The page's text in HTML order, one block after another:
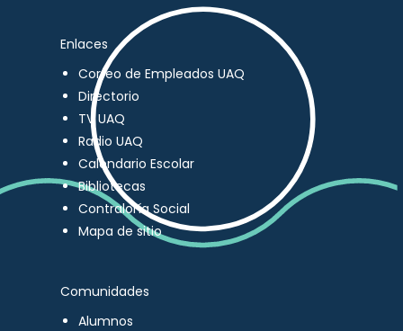
Enlaces
Correo de Empleados UAQ
Directorio
TV UAQ
Radio UAQ
Calendario Escolar
Bibliotecas
Contraloría Social
Mapa de sitio
Comunidades
Alumnos